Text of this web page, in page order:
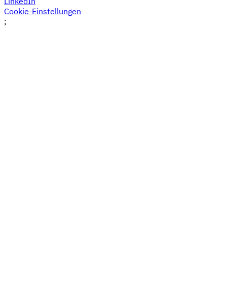
Cookie-Einstellungen
;